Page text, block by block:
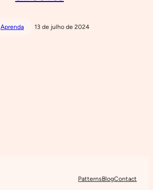
Aprenda 13 de julho de 2024
PatternsBlogContact